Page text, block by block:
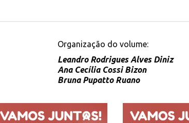
Organização do volume:
Leandro Rodrigues Alves Diniz
Ana Cecília Cossi Bizon
Bruna Pupatto Ruano